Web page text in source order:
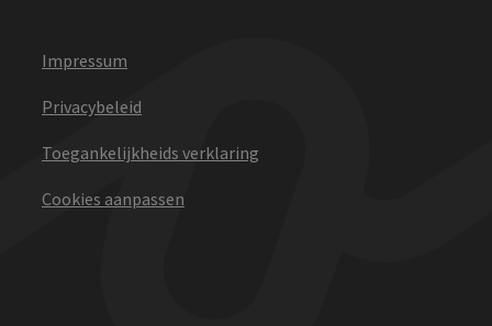
Impressum
Privacybeleid
Toegankelijkheids verklaring
Cookies aanpassen